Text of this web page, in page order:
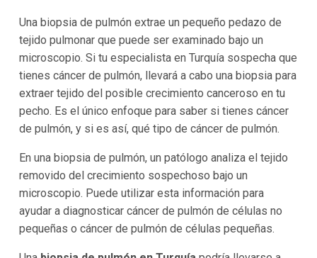
Una biopsia de pulmón extrae un pequeño pedazo de
tejido pulmonar que puede ser examinado bajo un
microscopio. Si tu especialista en Turquía sospecha que
tienes cáncer de pulmón, llevará a cabo una biopsia para
extraer tejido del posible crecimiento canceroso en tu
pecho. Es el único enfoque para saber si tienes cáncer
de pulmón, y si es así, qué tipo de cáncer de pulmón.
En una biopsia de pulmón, un patólogo analiza el tejido
removido del crecimiento sospechoso bajo un
microscopio. Puede utilizar esta información para
ayudar a diagnosticar cáncer de pulmón de células no
pequeñas o cáncer de pulmón de células pequeñas.